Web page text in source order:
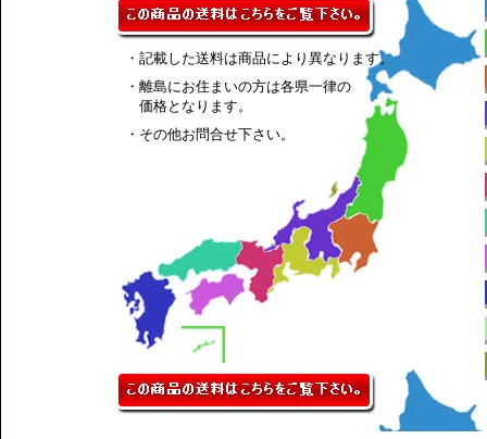
・記載した送料は商品により異なります。
・離島にお住まいの方は各県一律の
価格となります。
・その他お問合せ下さい。